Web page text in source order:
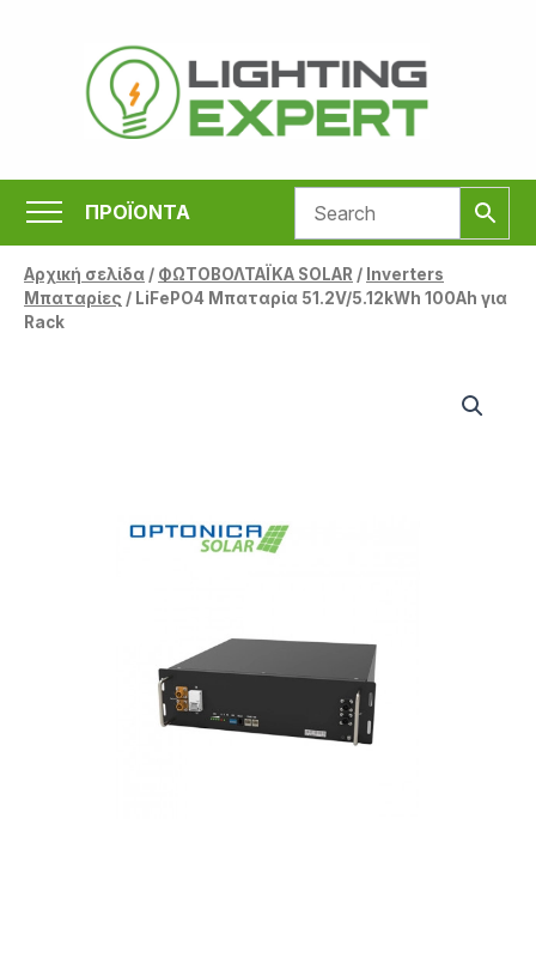
περιεχόμενο
ΠΡΟΪΟΝΤΑ
Αρχική σελίδα/ ΦΩΤΟΒΟΛΤΑΪΚΑ SOLAR / Inverters
Μπαταρίες / LiFePO4 Μπαταρία 51.2V/5.12kWh 100Ah για
Rack